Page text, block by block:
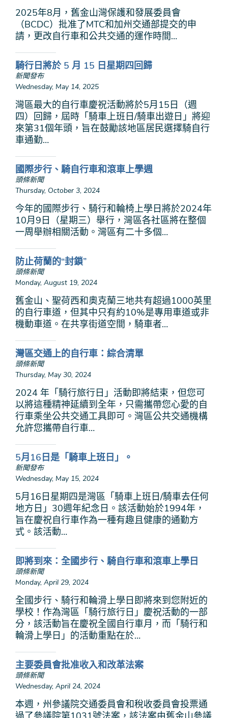
2025年8月，舊金山灣保護和發展委員會
（BCDC）批准了MTC和加州交通部提交的申
請，更改自行車和公共交通的運作時間…
騎行日將於 5 月 15 日星期四回歸
新聞發布
Wednesday, May 14, 2025
灣區最大的自行車慶祝活動將於5月15日（週
四）回歸，屆時「騎車上班日/騎車出遊日」將迎
來第31個年頭，旨在鼓勵該地區居民選擇騎自行
車通勤…
國際步行、騎自行車和滾車上學週
頭條新聞
Thursday, October 3, 2024
今年的國際步行、騎行和輪椅上學日將於2024年
10月9日（星期三）舉行，灣區各社區將在整個
一周舉辦相關活動。灣區有二十多個…
防止荷蘭的“封鎖”
頭條新聞
Monday, August 19, 2024
舊金山、聖荷西和奧克蘭三地共有超過1000英里
的自行車道，但其中只有約10%是專用車道或非
機動車道。在共享街道空間，騎車者…
灣區交通上的自行車：綜合清單
頭條新聞
Thursday, May 30, 2024
2024 年「騎行旅行日」活動即將結束，但您可
以將這種精神延續到全年，只需攜帶您心愛的自
行車乘坐公共交通工具即可。灣區公共交通機構
允許您攜帶自行車…
5月16日是「騎車上班日」。
新聞發布
Wednesday, May 15, 2024
5月16日星期四是灣區「騎車上班日/騎車去任何
地方日」30週年紀念日。該活動始於1994年，
旨在慶祝自行車作為一種有趣且健康的通勤方
式。該活動…
即將到來：全國步行、騎自行車和滾車上學日
頭條新聞
Monday, April 29, 2024
全國步行、騎行和輪滑上學日即將來到您附近的
學校！作為灣區「騎行旅行日」慶祝活動的一部
分，該活動旨在慶祝全國自行車月，而「騎行和
輪滑上學日」的活動重點在於…
主要委員會批准收入和改革法案
頭條新聞
Wednesday, April 24, 2024
本週，州參議院交通委員會和稅收委員會投票通